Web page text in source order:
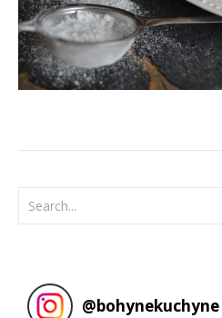
@bohynekuchyne